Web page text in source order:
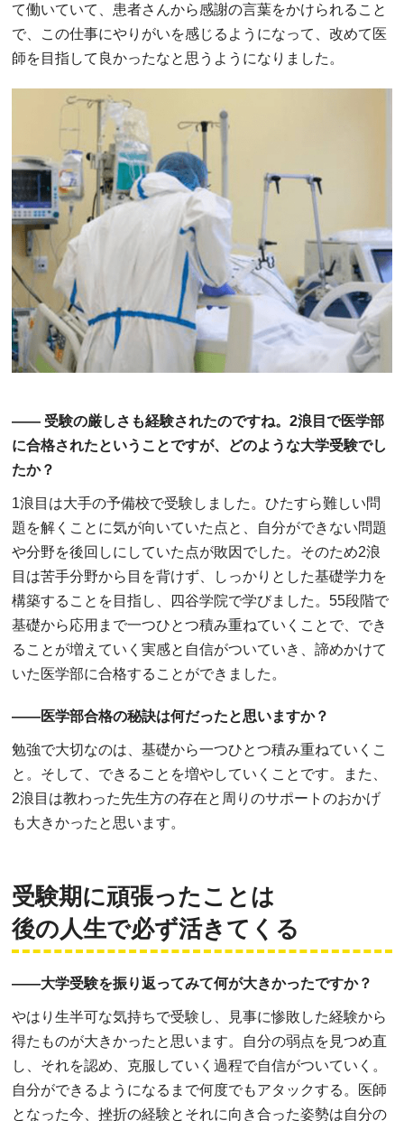
て働いていて、患者さんから感謝の言葉をかけられること
で、この仕事にやりがいを感じるようになって、改めて医
師を目指して良かったなと思うようになりました。
―― 受験の厳しさも経験されたのですね。2浪目で医学部
に合格されたということですが、どのような大学受験でし
たか？
1浪目は大手の予備校で受験しました。ひたすら難しい問
題を解くことに気が向いていた点と、自分ができない問題
や分野を後回しにしていた点が敗因でした。そのため2浪
目は苦手分野から目を背けず、しっかりとした基礎学力を
構築することを目指し、四谷学院で学びました。55段階で
基礎から応用まで一つひとつ積み重ねていくことで、でき
ることが増えていく実感と自信がついていき、諦めかけて
いた医学部に合格することができました。
――医学部合格の秘訣は何だったと思いますか？
勉強で大切なのは、基礎から一つひとつ積み重ねていくこ
と。そして、できることを増やしていくことです。また、
2浪目は教わった先生方の存在と周りのサポートのおかげ
も大きかったと思います。
受験期に頑張ったことは
後の人生で必ず活きてくる
――大学受験を振り返ってみて何が大きかったですか？
やはり生半可な気持ちで受験し、見事に惨敗した経験から
得たものが大きかったと思います。自分の弱点を見つめ直
し、それを認め、克服していく過程で自信がついていく。
自分ができるようになるまで何度でもアタックする。医師
となった今、挫折の経験とそれに向き合った姿勢は自分の